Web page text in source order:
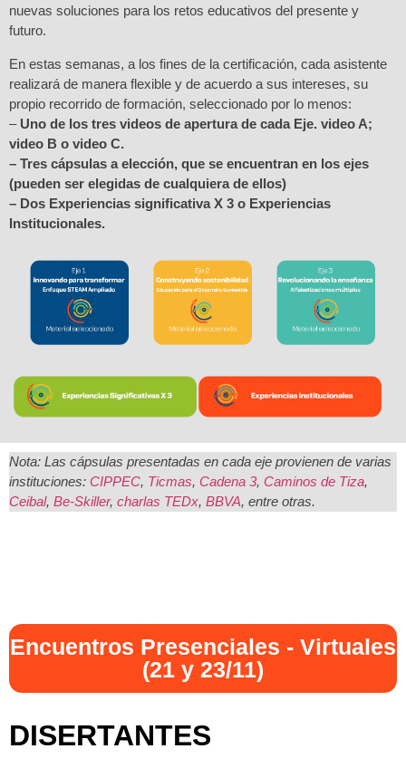
nuevas soluciones para los retos educativos del presente y
futuro.
En estas semanas, a los fines de la certificación, cada asistente
realizará de manera flexible y de acuerdo a sus intereses, su
propio recorrido de formación, seleccionado por lo menos:
–Uno de los tres videos de apertura de cada Eje. video A;
video B o video C.
– Tres cápsulas a elección, que se encuentran en los ejes
(pueden ser elegidas de cualquiera de ellos)
– Dos Experiencias significativa X 3 o Experiencias
Institucionales.
Nota: Las cápsulas presentadas en cada eje provienen de varias
instituciones: CIPPEC, Ticmas, Cadena 3, Caminos de Tiza,
Ceibal, Be-Skiller, charlas TEDx, BBVA, entre otras.
Encuentros Presenciales - Virtuales
(21 y 23/11)
DISERTANTES